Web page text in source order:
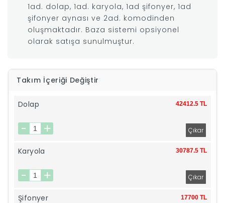
Uykular
Tamamlayıcı
Ürünler
Afilli
Yaz
1ad. dolap, 1ad. karyola, 1ad şifonyer, 1ad
şifonyer aynası ve 2ad. komodinden
oluşmaktadır. Baza sistemi opsiyonel
olarak satışa sunulmuştur.
Takım İçeriği Değiştir
Dolap 42412.5 TL
Karyola 30787.5 TL
Şifonyer 17700 TL